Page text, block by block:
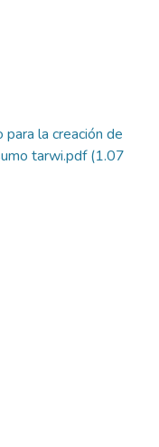
la creación de
tarwi.pdf(1.07